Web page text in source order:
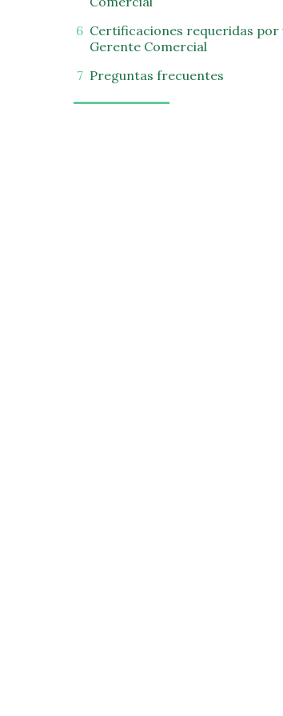
Certificaciones requeridas por
Gerente Comercial
Preguntas frecuentes